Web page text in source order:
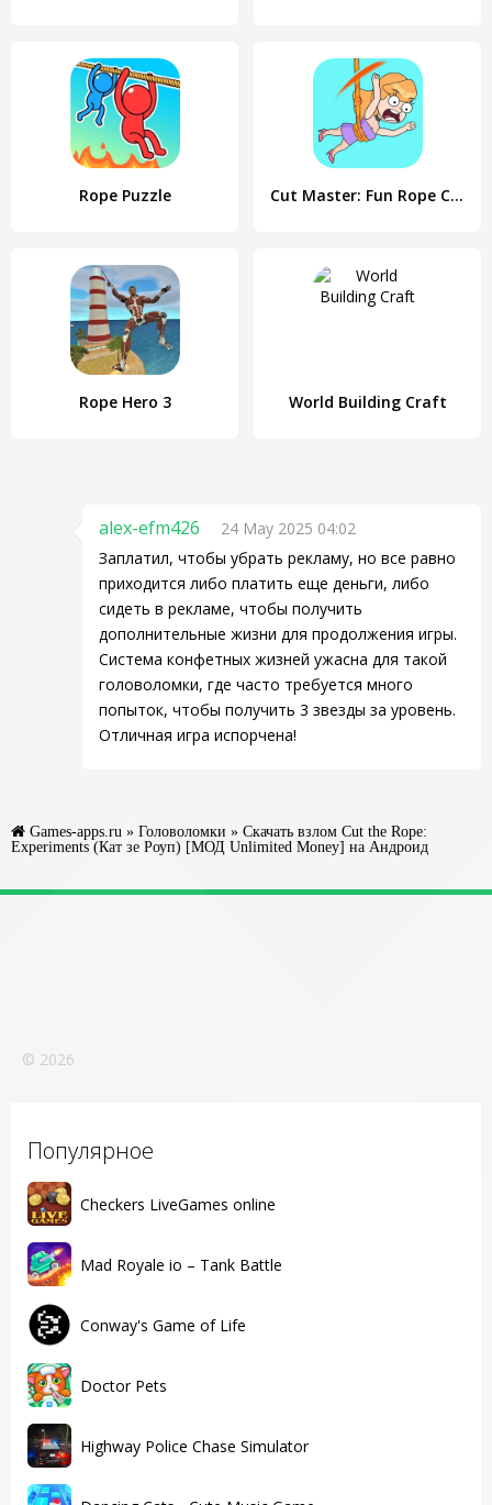
Популярное
Checkers LiveGames online
Mad Royale io – Tank Battle
Conway's Game of Life
Doctor Pets
Highway Police Chase Simulator
Rope Puzzle Cut Master: Fun Rope Cut Game
Rope Hero 3 World Building Craft
alex-efm426
24 May 2025 04:02
Заплатил, чтобы убрать рекламу, но все равно
приходится либо платить еще деньги, либо
сидеть в рекламе, чтобы получить
дополнительные жизни для продолжения игры.
Система конфетных жизней ужасна для такой
головоломки, где часто требуется много
попыток, чтобы получить 3 звезды за уровень.
Отличная игра испорчена!
Games-apps.ru » Головоломки » Скачать взлом Cut the Rope:
Experiments (Кат зе Роуп) [МОД Unlimited Money] на Андроид
© 2026